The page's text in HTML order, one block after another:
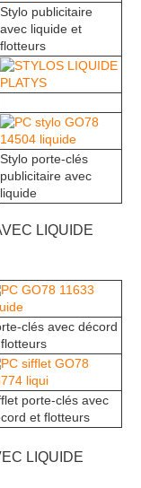
Stylo publicitaire
avec liquide et
flotteurs
Stylo porte-clés
publicitaire avec
liquide
LIQUIDE
clés avec décord
porte-clés avec
et flotteurs
LIQUIDE